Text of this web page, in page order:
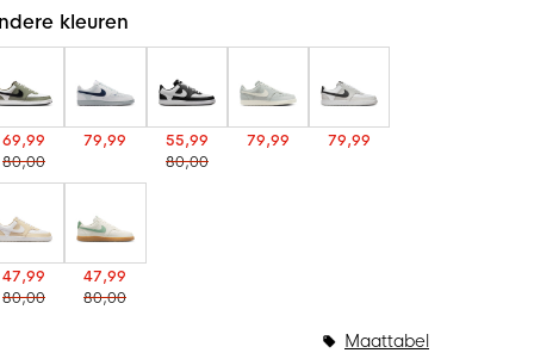
kleuren
69,99
80,00
79,99
55,99
80,00
79,99 79,99
47,99
80,00
47,99
80,00
Maattabel